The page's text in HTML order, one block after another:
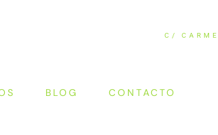
C/
BLOG CONTACTO